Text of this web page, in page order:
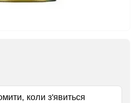
коли з'явиться